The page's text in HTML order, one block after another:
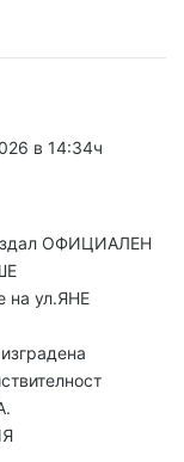
в 14:34ч
ОФИЦИАЛЕН
на ул.ЯНЕ